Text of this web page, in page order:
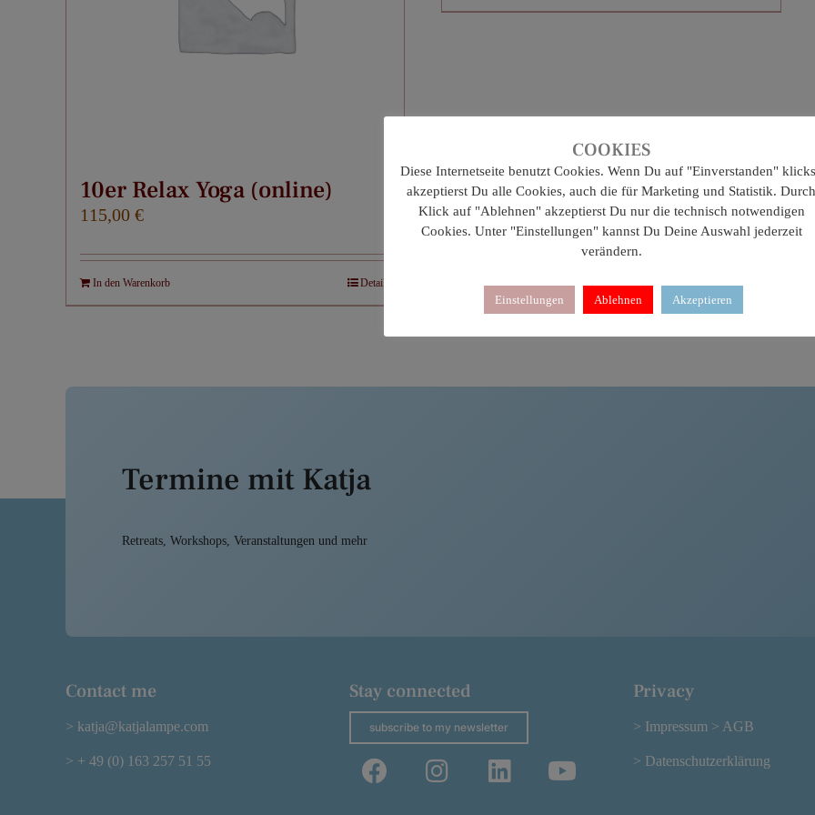
10er Relax Yoga (online)
115,00 €
In den Warenkorb Details
Termine mit Katja
Retreats, Workshops, Veranstaltungen und mehr
Contact me
> katja@katjalampe.com
> + 49 (0) 163 257 51 55
Stay connected
subscribe to my newsletter
Privacy
> Impressum > AGB
> Datenschutzerklärung
COOKIES
Diese Internetseite benutzt Cookies. Wenn Du auf "Einverstanden"
akzeptierst Du alle Cookies, auch die für Marketing und Statistik. Durch
Klick auf "Ablehnen" akzeptierst Du nur die technisch notwendigen
Cookies. Unter "Einstellungen" kannst Du Deine Auswahl jederzeit
verändern.
Einstellungen Ablehnen Akzeptieren